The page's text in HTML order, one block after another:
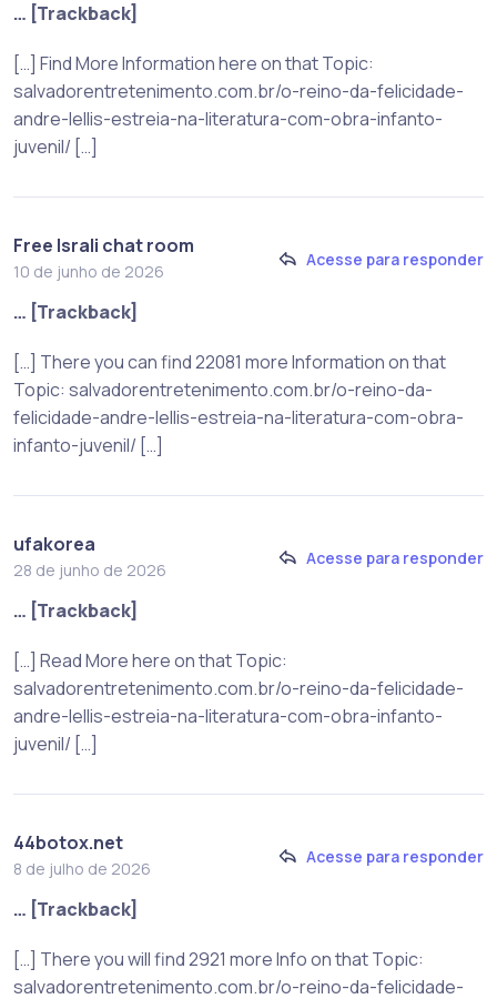
… [Trackback]
[…] Find More Information here on that Topic:
salvadorentretenimento.com.br/o-reino-da-felicidade-
andre-lellis-estreia-na-literatura-com-obra-infanto-
juvenil/ […]
Free Israli chat room
10 de junho de 2026
Acesse para responder
… [Trackback]
[…] There you can find 22081 more Information on that
Topic: salvadorentretenimento.com.br/o-reino-da-
felicidade-andre-lellis-estreia-na-literatura-com-obra-
infanto-juvenil/ […]
ufakorea
28 de junho de 2026
Acesse para responder
… [Trackback]
[…] Read More here on that Topic:
salvadorentretenimento.com.br/o-reino-da-felicidade-
andre-lellis-estreia-na-literatura-com-obra-infanto-
juvenil/ […]
44botox.net
8 de julho de 2026
Acesse para responder
… [Trackback]
[…] There you will find 2921 more Info on that Topic:
salvadorentretenimento.com.br/o-reino-da-felicidade-